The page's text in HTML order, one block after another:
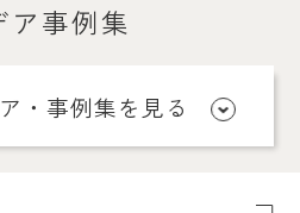
ア事例集
・事例集を見る